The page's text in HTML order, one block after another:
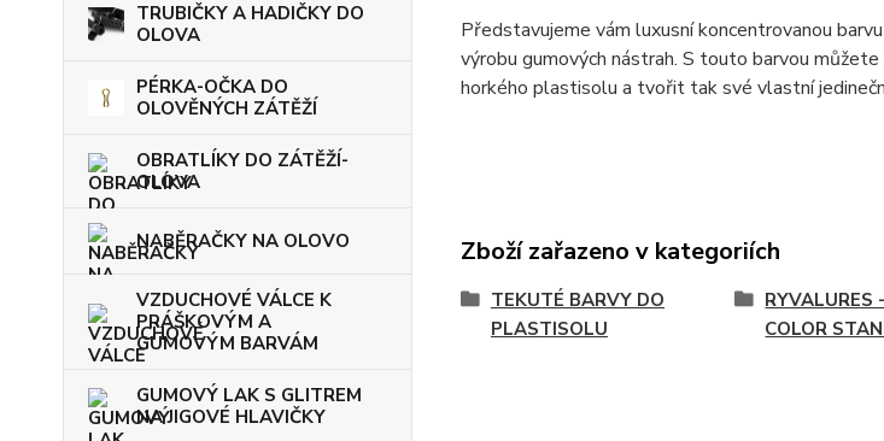
TRUBIČKY A HADIČKY DO
OLOVA
PÉRKA-OČKA DO
OLOVĚNÝCH ZÁTĚŽÍ
OBRATLÍKY DO ZÁTĚŽÍ-
OLOVA
NABĚRAČKY NA OLOVO
VZDUCHOVÉ VÁLCE K
PRÁŠKOVÝM A
GUMOVÝM BARVÁM
GUMOVÝ LAK S GLITREM
NA JIGOVÉ HLAVIČKY
Představujeme vám luxusní koncentrovanou
výrobu gumových nástrah. S touto barvou
horkého plastisolu a tvořit tak své vlastní
Zboží zařazeno v kategoriích
TEKUTÉ BARVY DO
PLASTISOLU
RYVALURES
COLOR